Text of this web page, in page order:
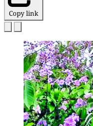
Copy link